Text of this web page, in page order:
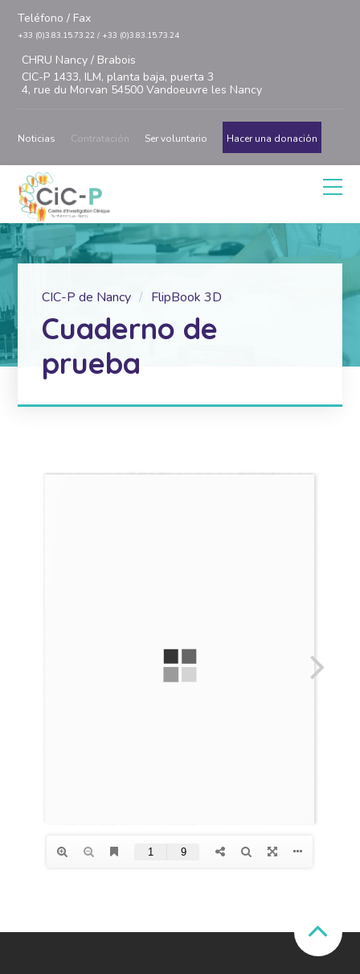
Teléfono / Fax
+33 (0)3.83.15.73.22 / +33 (0)3.83.15.73.24
CHRU Nancy / Brabois
CIC-P 1433, ILM, planta baja, puerta 3
4, rue du Morvan 54500 Vandoeuvre les Nancy
Noticias Contratación Ser voluntario Hacer una donación
CIC-P de Nancy FlipBook 3D
Cuaderno de
prueba